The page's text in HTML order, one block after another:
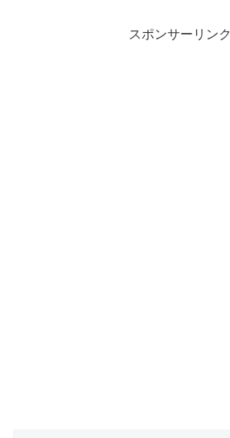
スポンサーリンク